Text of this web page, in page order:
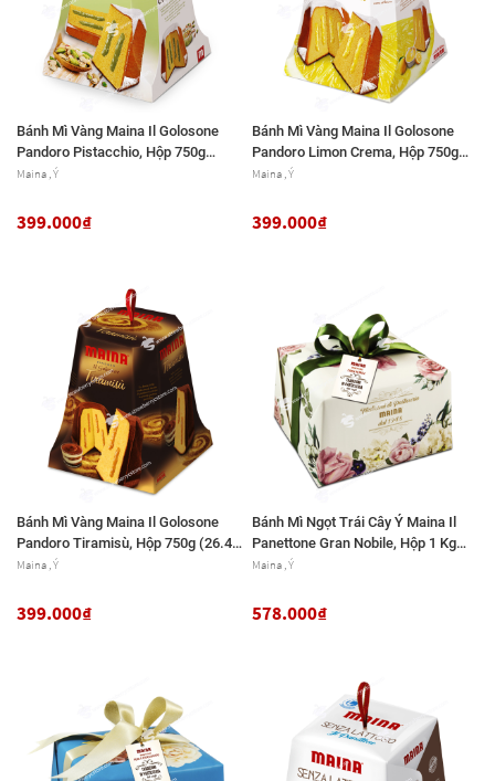
Bánh Mì Vàng Maina Il Golosone
Pandoro Pistacchio, Hộp 750g
(26.45 Oz.)
Maina , Ý
399.000₫
Bánh Mì Vàng Maina Il Golosone
Pandoro Limon Crema, Hộp 750g
(26.45 Oz.)
Maina , Ý
399.000₫
Bánh Mì Vàng Maina Il Golosone
Pandoro Tiramisù, Hộp 750g (26.45
Oz.)
Maina , Ý
399.000₫
Bánh Mì Ngọt Trái Cây Ý Maina Il
Panettone Gran Nobile, Hộp 1 Kg
(35.27 Oz.)
Maina , Ý
578.000₫